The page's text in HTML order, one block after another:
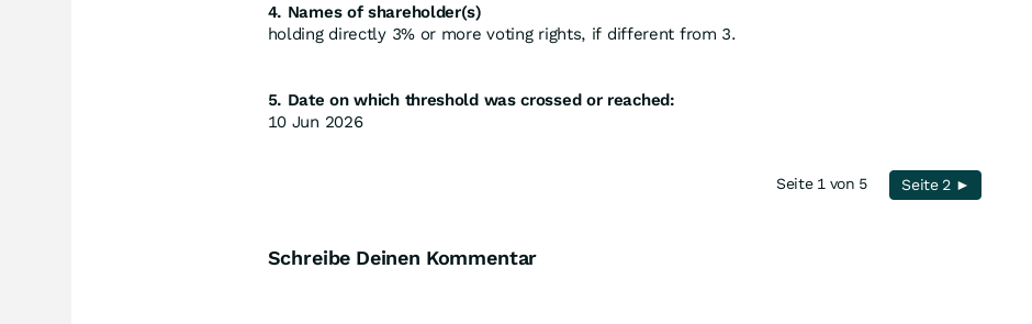
4. Names of shareholder(s)
holding directly 3% or more voting rights, if different from 3.
5. Date on which threshold was crossed or reached:
10 Jun 2026
Seite 1 von 5 Seite 2 ►
Schreibe Deinen Kommentar